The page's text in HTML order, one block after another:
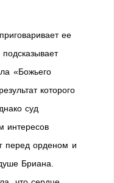
ее
«Божьего
которого
суд
интересов
перед орденом и
Бриана.